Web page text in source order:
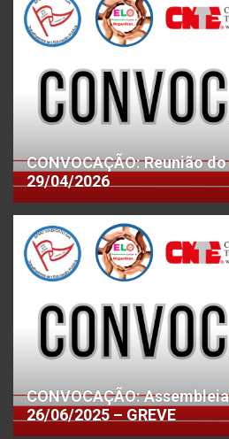
CONVOCAÇÃO: Reunião
29/04/2026
CONVOCAÇÃO:
26/06/2025 – GREVE